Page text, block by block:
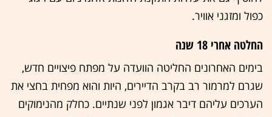
כפול ומזגני אוויר.
החלטה אחרי 18 שנה
בימים האחרונים החליטה הוועדה על מפתח פיצויים חדש,
שגרם למרמור רב בקרב הדיירים, היות והוא מפחית בחצי את
הערכים עליהם דיבר אגמון לפני שנתיים. כחלק מהנימוקים